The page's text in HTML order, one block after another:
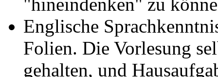
Englische
Folien. Die Vorlesung
gehalten, und